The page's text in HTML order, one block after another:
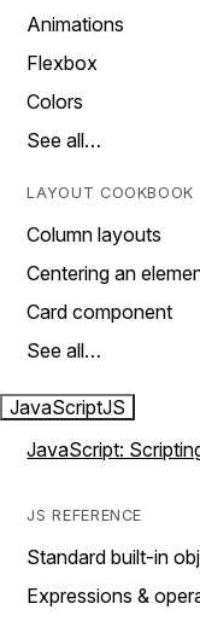
Animations
Flexbox
Colors
See all…
LAYOUT COOKBOOK
Column layouts
Centering an
Card component
See all…
JavaScriptJS
JavaScript:
JS REFERENCE
Standard built-in
Expressions &